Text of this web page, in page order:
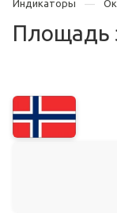
Индикаторы
Площадь